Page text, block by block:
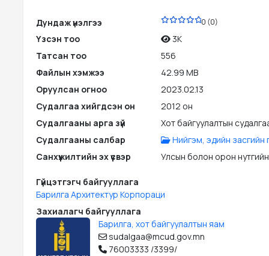
Дундаж үнэлгээ 0 (0)
Үзсэн тоо
3K
Татсан тоо
556
Файлын хэмжээ
42.99 MB
Оруулсан огноо
2023.02.13
Судалгаа хийгдсэн он
2012 он
Судалгааны арга зүй
Хот байгуулалтын
Судалгааны салбар
Нийгэм, эдийн засгийн
Санхүүжилтийн эх үүсвэр
Улсын болон орон
Гүйцэтгэгч байгууллага
Барилга Архитектур Корпораци
Захиалагч байгууллага
Барилга, хот байгуулалтын яам
sudalgaa@mcud.gov.mn
76003333 /3399/